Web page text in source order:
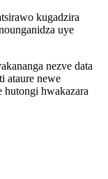
kugadzira
uye
nezve data
ataure newe
hutongi hwakazara